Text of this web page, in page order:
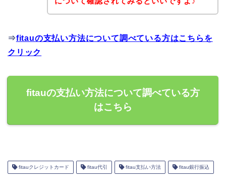
⇒fitauの支払い方法について調べている方はこちらを
クリック
fitauの支払い方法について調べている方
はこちら
fitauクレジットカード fitau代引 fitau支払い方法 fitau銀行振込